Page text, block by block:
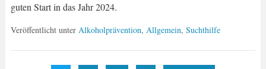
guten Start in das Jahr 2024.
Veröffentlicht unter Alkoholprävention, Allgemein, Suchthilfe